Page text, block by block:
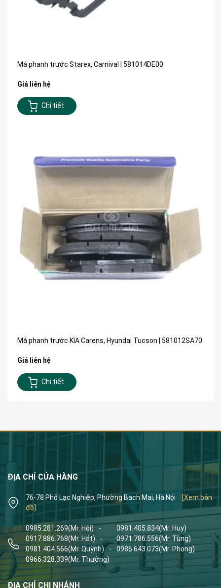
Má phanh trước Starex, Carnival | 581014DE00
Giá liên hệ
Chi tiết
Má phanh trước KIA Carens, Hyundai Tucson | 581012SA70
Giá liên hệ
Chi tiết
ĐỊA CHỈ CỬA HÀNG
76-78 Phố Lạc Nghiệp, Phường Bạch Mai, Hà Nội
[Xem bản
đồ]
0985.281.269(Mr. Hội) - 0981.405.834(Mr. Huy)
0917.886.768(Mr. Hát) - 0971.786.556(Mr. Tùng)
0981.404.566(Mr. Quỳnh) - 0986.643.073(Mr. Phong)
0966.328.339(Mr. Thưởng)
ĐỊA CHỈ CHI NHÁNH